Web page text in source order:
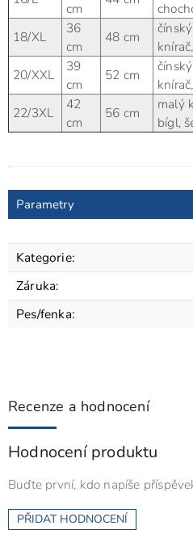
cm
18/XL
36
cm
48 cm
20/XXL
39
cm
52 cm
22/3XL
42
cm
56 cm
malý
bígl,
Parametry
Kategorie:
Záruka:
Pes/fenka:
Recenze a hodnocení
Hodnocení produktu
Buďte první, kdo napíše
PŘIDAT HODNOCENÍ